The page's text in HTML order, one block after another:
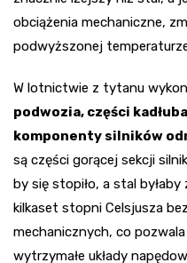
obciążenia mechaniczne,
podwyższonej
W lotnictwie z tytanu
podwozia, części
komponenty silników
są części gorącej sekcji
by się stopiło, a stal
kilkaset stopni Celsjusza
mechanicznych, co
wytrzymałe układy